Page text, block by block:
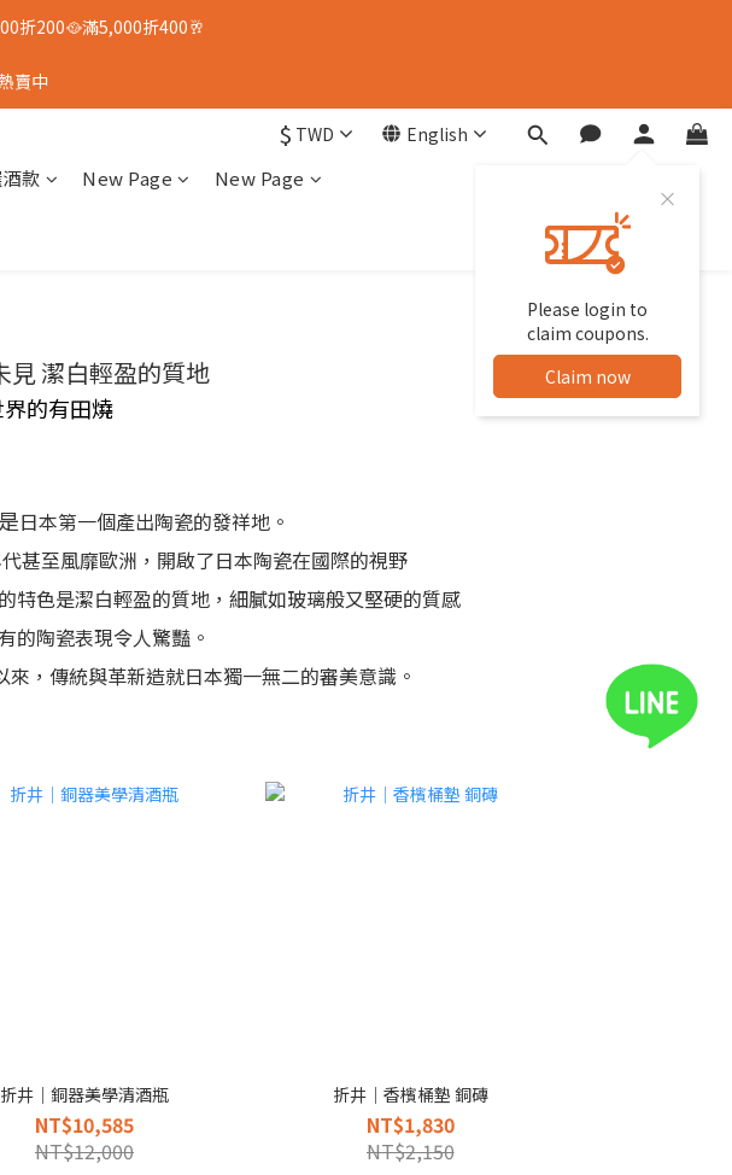
折200🥘滿5,000折400🥂
賣中
$ TWD English
Please login to
claim coupons.
Claim now
款 New Page
New Page
見 潔白輕盈的質地
的有田燒
是日本第一個產出陶瓷的發祥地。
甚至風靡歐洲，開啟了日本陶瓷在國際的視野
特色是潔白輕盈的質地，細膩如玻璃般又堅硬的質感
的陶瓷表現令人驚豔。
來，傳統與革新造就日本獨一無二的審美意識。
折井｜銅器美學清酒瓶
NT$10,585
NT$12,000
折井｜香檳桶墊 銅磚
NT$1,830
NT$2,150